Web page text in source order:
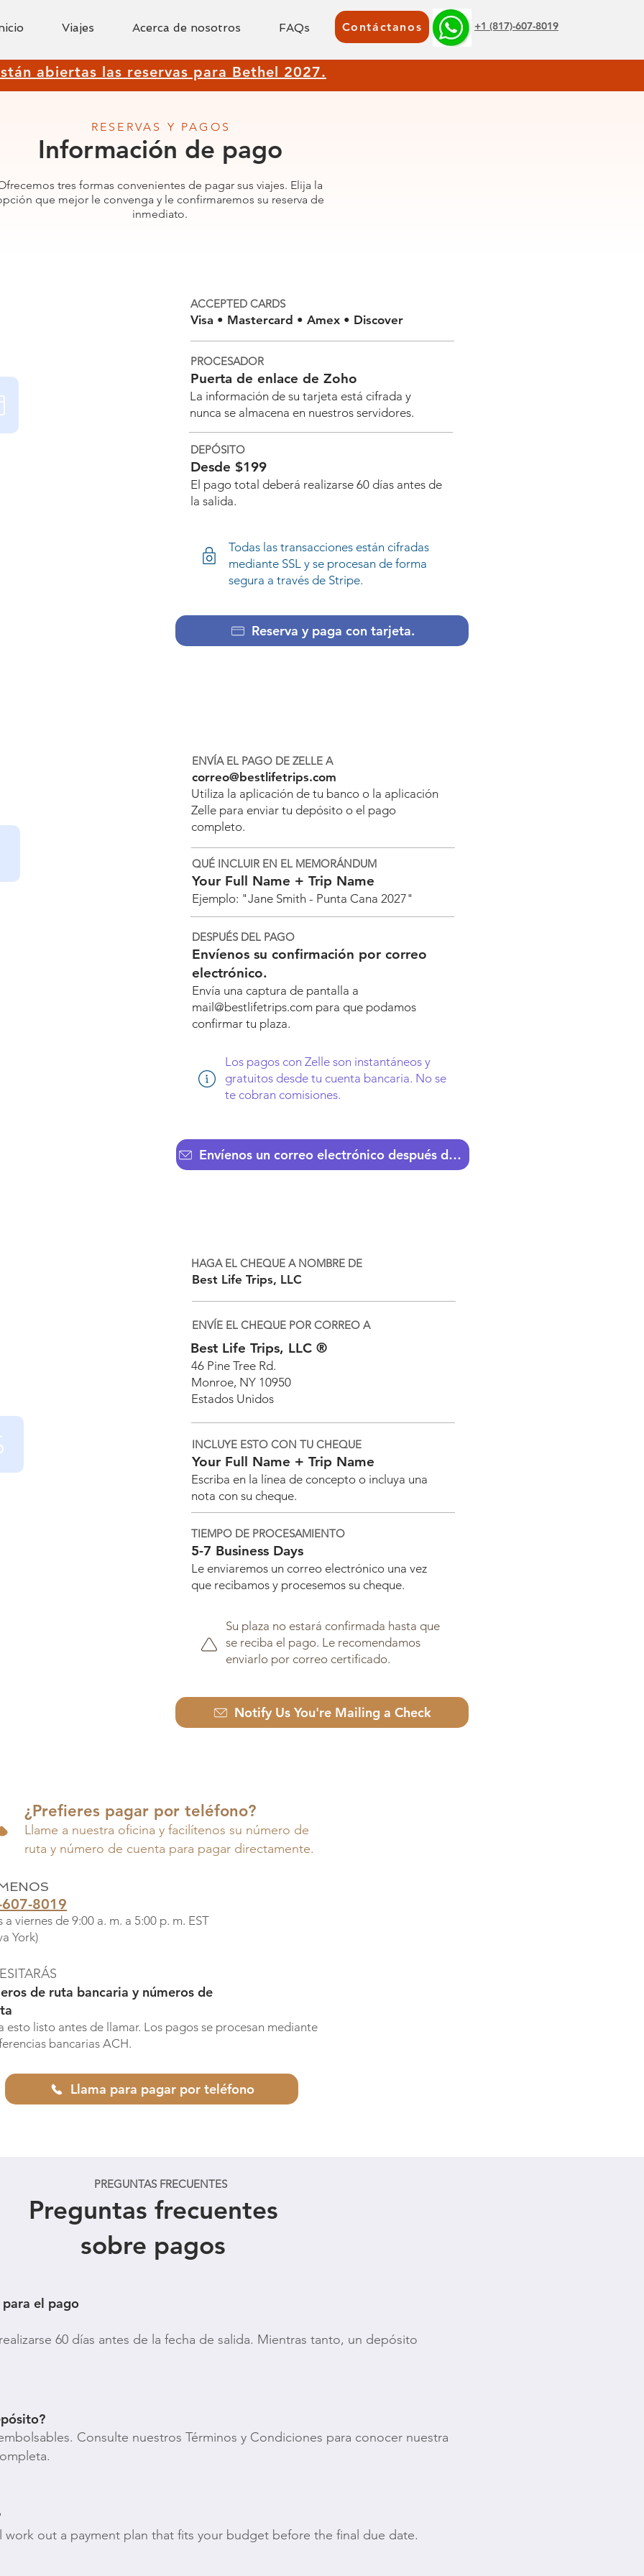
Viajes Acerca de nosotros FAQs Contáctanos +1 (817)-607-8019
abiertas las reservas para Bethel 2027.
RESERVAS Y PAGOS
Información de pago
tres formas convenientes de pagar sus viajes. Elija la
que mejor le convenga y le confirmaremos su reserva de
inmediato.
ACCEPTED CARDS
Visa • Mastercard • Amex • Discover
PROCESADOR
Puerta de enlace de Zoho
La información de su tarjeta está cifrada y
nunca se almacena en nuestros servidores.
DEPÓSITO
Desde $199
El pago total deberá realizarse 60 días antes de
la salida.
Todas las transacciones están cifradas
mediante SSL y se procesan de forma
segura a través de Stripe.
Reserva y paga con tarjeta.
ENVÍA EL PAGO DE ZELLE A
correo@bestlifetrips.com
QUÉ INCLUIR EN EL MEMORÁNDUM
Your Full Name + Trip Name
Ejemplo: "Jane Smith - Punta Cana 2027"
DESPUÉS DEL PAGO
Envíenos su confirmación por correo
electrónico.
Envía una captura de pantalla a
mail@bestlifetrips.com para que podamos
confirmar tu plaza.
Los pagos con Zelle son instantáneos y
gratuitos desde tu cuenta bancaria. No se
te cobran comisiones.
Envíenos un correo electrónico después de realizar el pago.
Utiliza la aplicación de tu banco o la aplicación
Zelle para enviar tu depósito o el pago
completo.
HAGA EL CHEQUE A NOMBRE DE
Best Life Trips, LLC
ENVÍE EL CHEQUE POR CORREO A
Best Life Trips, LLC ®
46 Pine Tree Rd.
Monroe, NY 10950
Estados Unidos
INCLUYE ESTO CON TU CHEQUE
Your Full Name + Trip Name
Escriba en la línea de concepto o incluya una
nota con su cheque.
TIEMPO DE PROCESAMIENTO
5-7 Business Days
Le enviaremos un correo electrónico una vez
que recibamos y procesemos su cheque.
Su plaza no estará confirmada hasta que
se reciba el pago. Le recomendamos
enviarlo por correo certificado.
Notify Us You're Mailing a Check
¿Prefieres pagar por teléfono?
Llame a nuestra oficina y facilítenos su número de
ruta y número de cuenta para pagar directamente.
8019
a viernes de 9:00 a. m. a 5:00 p. m. EST
York)
de ruta bancaria y números de
esto listo antes de llamar. Los pagos se procesan mediante
bancarias ACH.
Llama para pagar por teléfono
PREGUNTAS FRECUENTES
Preguntas frecuentes
sobre pagos
para el pago
60 días antes de la fecha de salida. Mientras tanto, un depósito
Consulte nuestros Términos y Condiciones para conocer nuestra
work out a payment plan that fits your budget before the final due date.